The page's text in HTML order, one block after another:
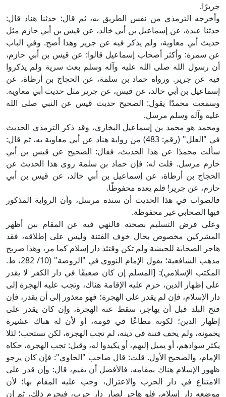
جريرًا.
وأخرجه الترمذي من نفس الطريق به، ثم قال: حدثنا هناد قال:
حدثنا عبدة، عن إسماعيل بن أبي خالد، عن قيس بن أبي حازم مثل
حديث أبي معاوية، ولم يذكر فيه عن جرير وهذا أصح. وفي الباب
عن سمرة: وأكثر أصحاب إسماعيل قالوا: عن قيس بن أبي حازم،
أن رسول الله صلى الله عليه وآله وسلم بعث سرية ولم يذكروا
فيه عن جرير. ورواه حماد بن سلمة، عن الحجاج بن أرطاة، عن
إسماعيل بن أبي خالد، عن قيس، عن جرير مثل حديث أبي معاوية.
وسمعت محمدًا يقول: الصحيح حديث قيس عن النبي صلى الله
عليه وآله وسلم مرسل.
ومحمد هو محمد بن إسماعيل البخاري، وقد ذكر الترمذي الحديث
في "العلل" (رقم: 483) من رواية هناد عن أبي معاوية به، ثم قال:
سألت محمدًا عن هذا الحديث، فقال: الصحيح عن قيس بن أبي
حازم مرسل. قلت له: فإن حماد بن سلمة روى هذا الحديث عن
الحجاج بن أرطاة، عن إسماعيل بن أبي خالد، عن قيس بن أبي
حازم، عن جرير! فلم يعده محفوظًا.
فالصواب في هذا الحديث أن سنده مرسل، وأن الرواية المذكور
فيها الصحابي غير محفوظة.
وعلى فرض التسليم بصحته فالنهي فيه عن المقام بين أظهر
المشركين مخصوص بحال خوف الفتنة وليس على إطلاقه، فقد
هاجر الصحابة للحبشة ولم تكن وقتئذ دار إسلام كما مر، وهذا صريح
مذهب الشافعية؛ يقول الإمام النووي في "الروضة" (10/ 282، ط.
المكتب الإسلامي): [المسلم إن كان ضعيفًا في دار الكفر لا يقدر
على إظهار الدين، حرم عليه الإقامة هناك، وتجب عليه الهجرة إلى
دار الإسلام، فإن لم يقدر على الهجرة؛ فهو معذور إلى أن يقدر، فإن
فتح البلد قبل أن يهاجر، سقط عنه الهجرة، وإن كان يقدر على
إظهار الدين؛ لكونه مطاعًا في قومه، أو لأن له هناك عشيرة
يحمونه، ولم يخف فتنة في دينه، لم تجب الهجرة، لكن تستحب؛ لئلا
يكثر سوادهم، أو يميل إليهم، أو يكيدوا له، وقيل: تجب الهجرة، حكاه
الإمام، والصحيح الأول. قلت: قال صاحب "الحاوي": فإن كان يرجو
ظهور الإسلام هناك بمقامه، فالأفضل أن يقيم، قال: وإن قدر على
الامتناع في دار الحرب والاعتزال، وجب عليه المقام بها؛ لأن
موضعه دار إسلام، فلو هاجر لصار دار حرب، فيحرم ذلك، ثم إن